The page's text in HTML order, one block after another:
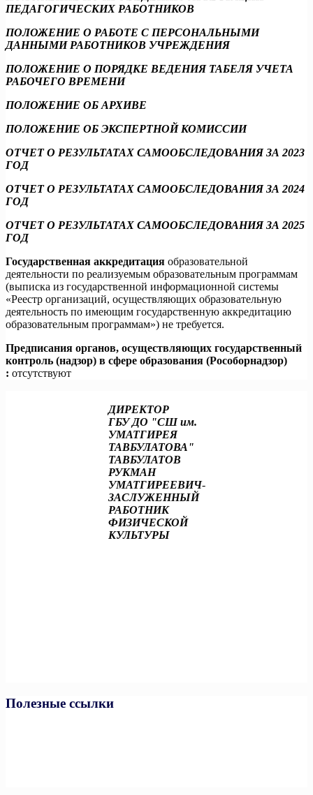
ПЕДАГОГИЧЕСКИХ РАБОТНИКОВ
ПОЛОЖЕНИЕ О РАБОТЕ С ПЕРСОНАЛЬНЫМИ
ДАННЫМИ РАБОТНИКОВ УЧРЕЖДЕНИЯ
ПОЛОЖЕНИЕ О ПОРЯДКЕ ВЕДЕНИЯ ТАБЕЛЯ УЧЕТА
РАБОЧЕГО ВРЕМЕНИ
ПОЛОЖЕНИЕ ОБ АРХИВЕ
ПОЛОЖЕНИЕ ОБ ЭКСПЕРТНОЙ КОМИССИИ
ОТЧЕТ О РЕЗУЛЬТАТАХ САМООБСЛЕДОВАНИЯ ЗА 2023
ГОД
ОТЧЕТ О РЕЗУЛЬТАТАХ САМООБСЛЕДОВАНИЯ ЗА 2024
ГОД
ОТЧЕТ О РЕЗУЛЬТАТАХ САМООБСЛЕДОВАНИЯ ЗА 2025
ГОД
Государственная аккредитация образовательной
деятельности по реализуемым образовательным программам
(выписка из государственной информационной системы
«Реестр организаций, осуществляющих образовательную
деятельность по имеющим государственную аккредитацию
образовательным программам») не требуется.
Предписания органов, осуществляющих государственный
контроль (надзор) в сфере образования (Рособорнадзор)
: отсутствуют
ДИРЕКТОР
ГБУ ДО "СШ им.
УМАТГИРЕЯ
ТАВБУЛАТОВА"
ТАВБУЛАТОВ
РУКМАН
УМАТГИРЕЕВИЧ-
ЗАСЛУЖЕННЫЙ
РАБОТНИК
ФИЗИЧЕСКОЙ
КУЛЬТУРЫ
Полезные ссылки